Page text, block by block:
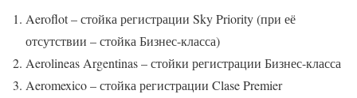
Aeroflot – стойка регистрации Sky Priority (при её
отсутствии – стойка Бизнес-класса)
Aerolineas Argentinas – стойки регистрации Бизнес-класса
Aeromexico – стойка регистрации Clase Premier